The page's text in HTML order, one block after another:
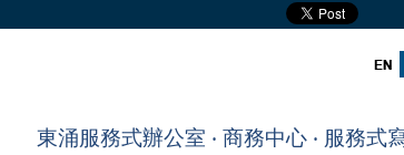
東涌服務式辦公室 ‧ 商務中心 ‧ 服務式